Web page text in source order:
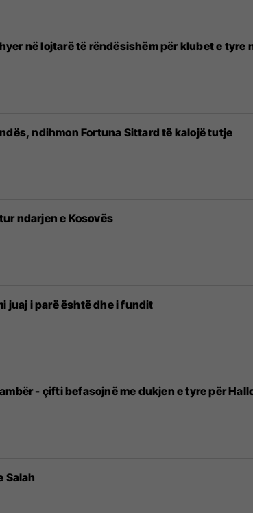
në lojtarë të rëndësishëm për klubet e tyre
ndihmon Fortuna Sittard të kalojë tutje
ndarjen e Kosovës
juaj i parë është dhe i fundit
- çifti befasojnë me dukjen e tyre për
Salah